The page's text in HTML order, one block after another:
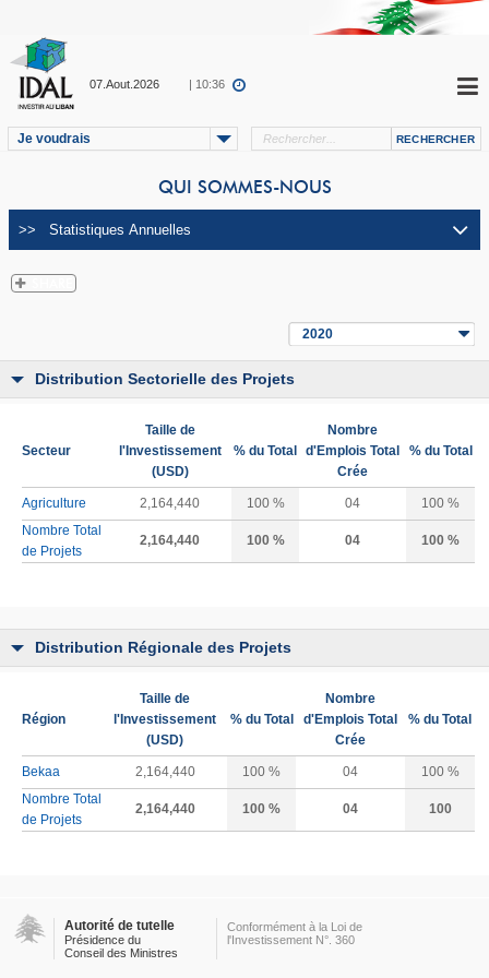
07.Aout.2026 | 10:36
Je voudrais
QUI SOMMES-NOUS
2020
Distribution Sectorielle des Projets
Secteur
Taille de
l'Investissement
(USD)
% du Total
Nombre
d'Emplois Total
Crée
% du Total
Agriculture 2,164,440 100 % 04
100 %
Nombre Total
de Projets
2,164,440 100 % 04 100 %
Distribution Régionale des Projets
Région
Taille de
l'Investissement
(USD)
% du Total
Nombre
d'Emplois Total
Crée
% du Total
Bekaa 2,164,440 100 % 04
100 %
Nombre Total
de Projets
2,164,440 100 % 04 100
Autorité de tutelle
Présidence du
Conseil des Ministres
Conformément à la Loi de
l'Investissement N°. 360